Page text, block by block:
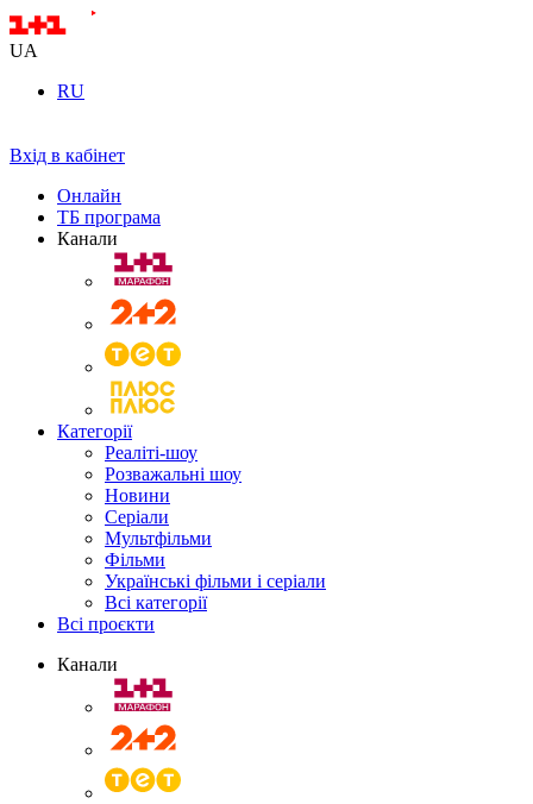
UA
RU
Вхід в кабінет
Онлайн
ТБ програма
Канали
Категорії
Реаліті-шоу
Розважальні шоу
Новини
Серіали
Мультфільми
Фільми
Українські фільми і серіали
Всі категорії
Всі проєкти
Канали